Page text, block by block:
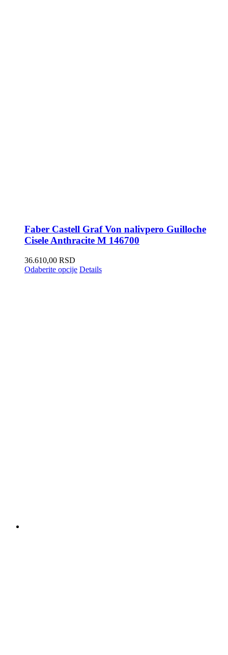
Faber Castell Graf Von nalivpero Guilloche
Cisele Anthracite M 146700
36.610,00 RSD
Odaberite opcije Details